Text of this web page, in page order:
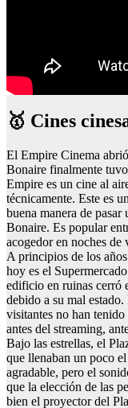
🥇 Cines
El Empire Cinema
Bonaire finalmente
Empire es un cine al
técnicamente. Este es
buena manera de pasar
Bonaire. Es popular
acogedor en noches de
A principios de los
hoy es el
edificio en ruinas cerró
debido a su mal
visitantes no han
antes del streaming,
Bajo las estrellas, el
que llenaban un poco
agradable, pero el
que la elección de las
bien el proyector del